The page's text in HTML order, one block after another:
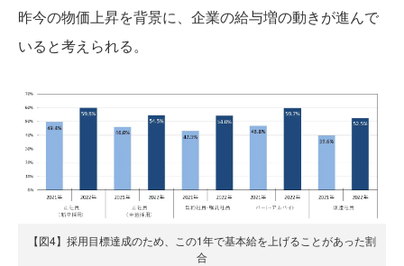
昨今の物価上昇を背景に、企業の給与増の動きが進んで
いると考えられる。
【図4】採用目標達成のため、この1年で基本給を上げることがあった割
合